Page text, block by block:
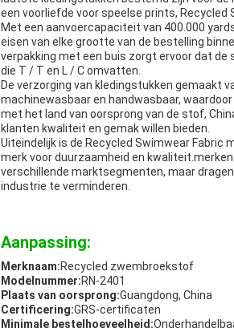
een voorliefde voor speelse prints, Recycled
Met een aanvoercapaciteit van 400.000
eisen van elke grootte van de bestelling
verpakking met een buis zorgt ervoor dat
die T / T en L / C omvatten.
De verzorging van kledingstukken gemaakt
machinewasbaar en handwasbaar,
met het land van oorsprong van de stof,
klanten kwaliteit en gemak willen bieden.
Uiteindelijk is de Recycled Swimwear Fabric
merk voor duurzaamheid en
verschillende marktsegmenten, maar
industrie te verminderen.
Aanpassing:
Merknaam:Recycled zwembroekstof
Modelnummer:RN-2401
Plaats van oorsprong:Guangdong, China
Certificering:GRS-certificaten
Minimale bestelhoeveelheid: